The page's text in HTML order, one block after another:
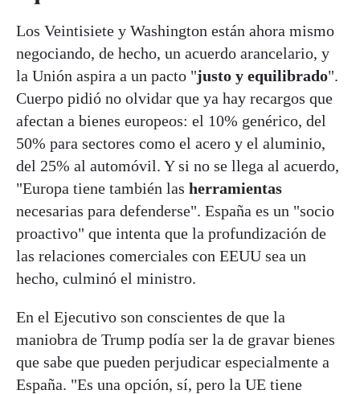
Los Veintisiete y Washington están ahora mismo
negociando, de hecho, un acuerdo arancelario, y
la Unión aspira a un pacto "justo y equilibrado".
Cuerpo pidió no olvidar que ya hay recargos que
afectan a bienes europeos: el 10% genérico, del
50% para sectores como el acero y el aluminio,
del 25% al automóvil. Y si no se llega al acuerdo,
"Europa tiene también las herramientas
necesarias para defenderse". España es un "socio
proactivo" que intenta que la profundización de
las relaciones comerciales con EEUU sea un
hecho, culminó el ministro.
En el Ejecutivo son conscientes de que la
maniobra de Trump podía ser la de gravar bienes
que sabe que pueden perjudicar especialmente a
España. "Es una opción, sí, pero la UE tiene